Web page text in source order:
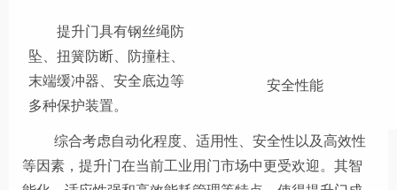
提升门具有钢丝绳防
坠、扭簧防断、防撞柱、
末端缓冲器、安全底边等
多种保护装置。
安全性能
综合考虑自动化程度、适用性、安全性以及高效性
等因素，提升门在当前工业用门市场中更受欢迎。其智